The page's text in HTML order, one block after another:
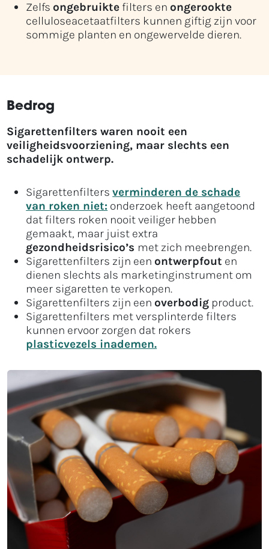
Zelfs ongebruikte filters en ongerookte
celluloseacetaatfilters kunnen giftig zijn voor
sommige planten en ongewervelde dieren.
Bedrog
Sigarettenfilters waren nooit een
veiligheidsvoorziening, maar slechts een
schadelijk ontwerp.
Sigarettenfiltersverminderen de schade
van roken niet: onderzoek heeft aangetoond
dat filters roken nooit veiliger hebben
gemaakt, maar juist extra
gezondheidsrisico’s met zich meebrengen.
Sigarettenfilters zijn een ontwerpfout en
dienen slechts als marketinginstrument om
meer sigaretten te verkopen.
Sigarettenfilters zijn een overbodig product.
Sigarettenfilters met versplinterde filters
kunnen ervoor zorgen dat rokers
plasticvezels inademen.